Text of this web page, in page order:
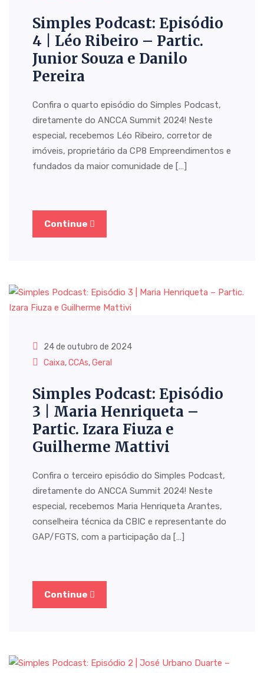
Simples Podcast: Episódio
4 | Léo Ribeiro – Partic.
Junior Souza e Danilo
Pereira
Confira o quarto episódio do Simples Podcast,
diretamente do ANCCA Summit 2024! Neste
especial, recebemos Léo Ribeiro, corretor de
imóveis, proprietário da CP8 Empreendimentos e
fundados da maior comunidade de […]
Continue
24 de outubro de 2024
Caixa,CCAs,Geral
Simples Podcast: Episódio
3 | Maria Henriqueta –
Partic. Izara Fiuza e
Guilherme Mattivi
Confira o terceiro episódio do Simples Podcast,
diretamente do ANCCA Summit 2024! Neste
especial, recebemos Maria Henriqueta Arantes,
conselheira técnica da CBIC e representante do
GAP/FGTS, com a participação da […]
Continue